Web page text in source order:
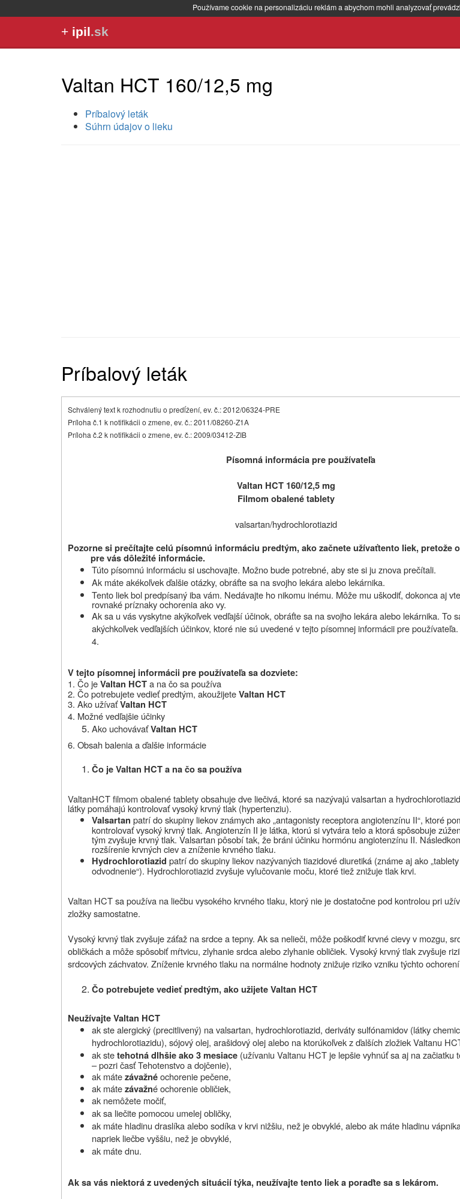
Používame cookie na personalizáciu reklám a abychom mohli analyzovať
+ ipil.sk
Valtan HCT 160/12,5 mg
Príbalový leták
Súhrn údajov o lieku
Príbalový leták
Schválený text k rozhodnutiu o predĺžení, ev. č.: 2012/06324-PRE
Príloha č.1 k notifikácii o zmene, ev. č.: 2011/08260-Z1A
Príloha č.2 k notifikácii o zmene, ev. č.: 2009/03412-ZIB
Písomná informácia pre používateľa
Valtan HCT 160/12,5 mg
Filmom obalené tablety
valsartan/hydrochlorotiazid
Pozorne si prečítajte celú písomnú informáciu predtým, ako začnete užívaťtento liek, pretože
pre vás dôležité informácie.
Túto písomnú informáciu si uschovajte. Možno bude potrebné, aby ste si ju znova prečítali.
Ak máte akékoľvek ďalšie otázky, obráťte sa na svojho lekára alebo lekárnika.
Tento liek bol predpísaný iba vám. Nedávajte ho nikomu inému. Môže mu uškodiť, dokonca aj
rovnaké príznakyochoreniaako vy.
Ak sa u vás vyskytne akýkoľvek vedľajší účinok, obráťte sa na svojho lekára alebo lekárnika. To
akýchkoľvek vedľajších účinkov, ktoré nie sú uvedené v tejto písomnej informácii pre
4.
V tejto písomnej informácii pre používateľa sa dozviete:
1. Čo jeValtan HCTa na čo sa používa
2. Čo potrebujete vedieť predtým, akoužijeteValtan HCT
3. Ako užívaťValtan HCT
4. Možné vedľajšie účinky
Ako uchovávaťValtan HCT
6. Obsah balenia a ďalšie informácie
Čo je Valtan HCT a na čo sa používa
ValtanHCT filmom obalené tablety obsahuje dve liečivá, ktoré sa nazývajú valsartan a
látky pomáhajú kontrolovať vysoký krvný tlak (hypertenziu).
Valsartan patrí do skupiny liekov známych ako „antagonisty receptora angiotenzínu II“, ktoré
kontrolovať vysoký krvný tlak. Angiotenzín II je látka, ktorú si vytvára telo a ktorá spôsobuje
tým zvyšuje krvný tlak. Valsartan pôsobí tak, že bráni účinku hormónu angiotenzínu II.
rozšírenie krvných ciev a zníženie krvného tlaku.
Hydrochlorotiazid patrí do skupiny liekov nazývaných tiazidové diuretiká (známe aj ako
odvodnenie“). Hydrochlorotiazid zvyšuje vylučovanie moču, ktoré tiež znižuje tlak krvi.
Valtan HCT sa používa na liečbu vysokého krvného tlaku, ktorý nie je dostatočne pod kontrolou pri
zložky samostatne.
Vysoký krvný tlak zvyšuje záťaž na srdce a tepny. Ak sa nelieči, môže poškodiť krvné cievy v mozgu,
obličkách a môže spôsobiť mŕtvicu, zlyhanie srdca alebo zlyhanie obličiek. Vysoký krvný tlak zvyšuje
srdcových záchvatov. Zníženie krvného tlaku na normálne hodnoty znižuje riziko vzniku týchto
Čo potrebujete vedieť predtým, akoužijete Valtan HCT
NeužívajteValtan HCT
ak ste alergický (precitlivený) na valsartan, hydrochlorotiazid, deriváty sulfónamidov (látky
hydrochlorotiazidu), sójový olej, arašidový olej alebo na ktorúkoľvek z ďalších zložiek Valtanu
ak stetehotná dlhšie ako 3 mesiace (užívaniu Valtanu HCT je lepšie vyhnúť sa aj na začiatku
– pozri časť Tehotenstvo a dojčenie),
ak mátezávažnéochorenie pečene,
ak mátezávažné ochorenie obličiek,
ak nemôžete močiť,
ak sa liečite pomocou umelej obličky,
ak máte hladinu draslíka alebo sodíka v krvi nižšiu, než je obvyklé, alebo ak máte hladinu
napriek liečbe vyššiu, než je obvyklé,
ak máte dnu.
Ak sa vás niektorá z uvedených situácií týka, neužívajte tento liek a poraďte sa s lekárom.